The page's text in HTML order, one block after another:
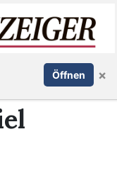
Anmelden
Öffnen ×